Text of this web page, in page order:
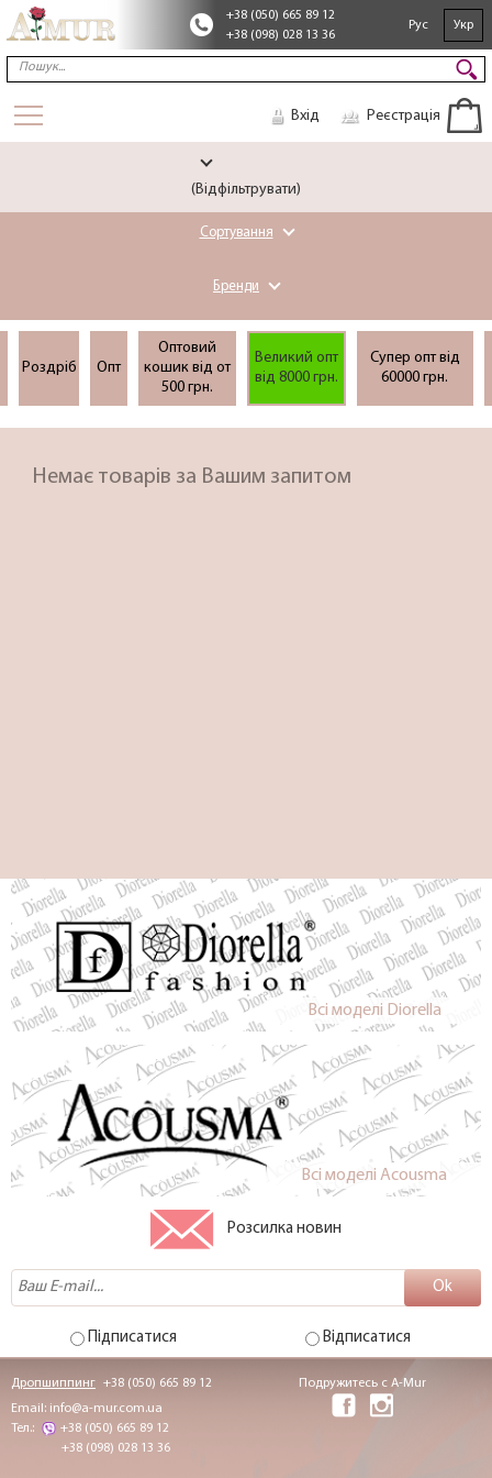
+38 (050) 665 89 12
+38 (098) 028 13 36
Рус Укр
Вхід Реєстрація
(Відфільтрувати)
Сортування
Бренди
Роздріб Опт
Оптовий
кошик вiд от
500 грн.
Великий опт
вiд 8000 грн.
Супер опт вiд
60000 грн.
Немає товарів за Вашим запитом
Всi моделi Diorella
Всi моделi Acousma
Розсилка новин
Підписатися Відписатися
Дропшиппинг +38 (050) 665 89 12
Email: info@a-mur.com.ua
Тел.:
+38 (050) 665 89 12
+38 (098) 028 13 36
Подружитесь с A-Mur